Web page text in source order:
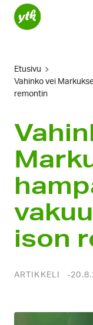
Hyppää
sisältöön
Etusivu
Vahinko vei
remontin
ison
ARTIKKELI